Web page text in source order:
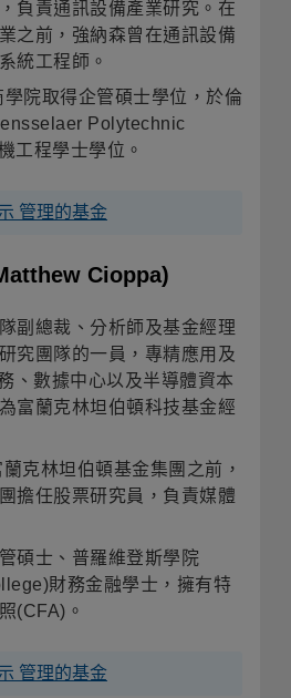
負責通訊設備產業研究。在
之前，強納森曾在通訊設備
統工程師。
院取得企管碩士學位，於倫
Polytechnic
工程學士學位。
管理的基金
Cioppa)
副總裁、分析師及基金經理
究團隊的一員，專精應用及
、數據中心以及半導體資本
富蘭克林坦伯頓科技基金經
克林坦伯頓基金集團之前，
擔任股票研究員，負責媒體
碩士、普羅維登斯學院
財務金融學士，擁有特
(CFA)。
管理的基金